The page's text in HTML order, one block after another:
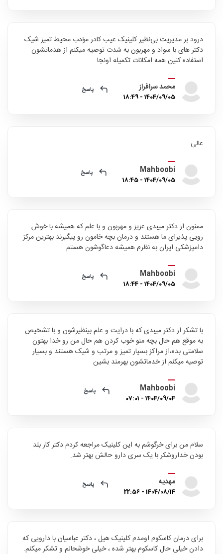
درود بر مدیریت بی‌نظیر کلینیک عیب کادر مؤدب محیط تمیز شیک
دکتر های با سواد و مهربون به شدت توصیه میکنم از هدماتشون
استفاده کنین همه امکانات تکمیله اونجا
محمد سرافراز
1404/09/05 - 18:49
پاسخ
عالی
Mahboobi
1404/09/05 - 18:45
پاسخ
ممنون از دکتر میبدی عزیز و مهربون و با علم که همیشه با خوش
رویی پذیرای ما هستند و درمان بچه خامون رو پیگیرند بهترین مرکز
دامپزشکی ایران به نظرم همیشه دعاگوشون هستم
Mahboobi
1404/09/05 - 18:44
پاسخ
با تشکر از دکتر میبدی که با درایت و علم بینظیرشون و با تشخیص
به موقع هم حال بچه منو خوب کردن هم حال من رو خدا بهتون
سلامتی بده،از مراکز بسیار تمیز و مرتب و شیک هستند و بسیار
توصیه میکنم از خدماتشون بهرمند بشین
Mahboobi
1404/09/04 - 07:01
پاسخ
سلام من برای خرگوشم به این کلینیک مراجعه کردم دکتر کار بلد
بودن خداروشکر با یک سری دارو حالش بهتر شد.
مهدیه
1404/08/14 - 22:56
پاسخ
برای درمان کاسکوم اومدم کلینیک هیل ، دکتر عباسیان با دارویی که
دادن خیلی حال کاسکوم بهتر شده ، خیلی خوشحالم و تشکر میکنم.